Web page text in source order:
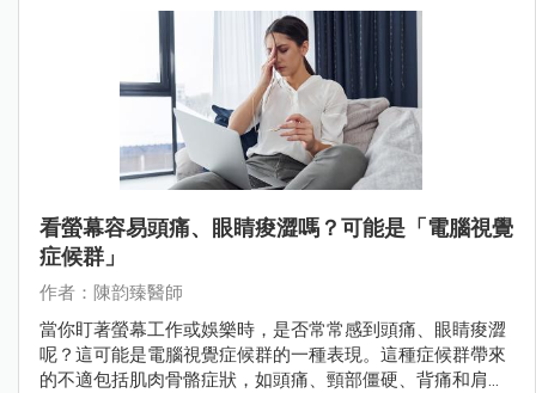
看螢幕容易頭痛、眼睛痠澀嗎？可能是「電腦視覺
症候群」
作者：陳韵臻醫師
當你盯著螢幕工作或娛樂時，是否常常感到頭痛、眼睛痠澀
呢？這可能是電腦視覺症候群的一種表現。這種症候群帶來
的不適包括肌肉骨骼症狀，如頭痛、頸部僵硬、背痛和肩